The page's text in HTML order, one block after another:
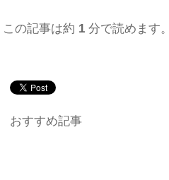
この記事は約 1 分で読めます。
おすすめ記事